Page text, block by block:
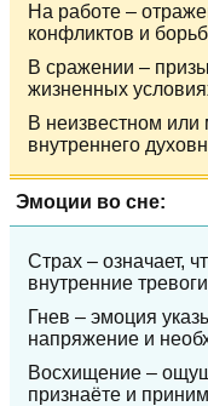
На работе –
конфликтов и
В сражении –
жизненных
В неизвестном или
внутреннего
Эмоции во сне:
Страх – означает,
внутренние
Гнев – эмоция
напряжение и
Восхищение –
признаёте и